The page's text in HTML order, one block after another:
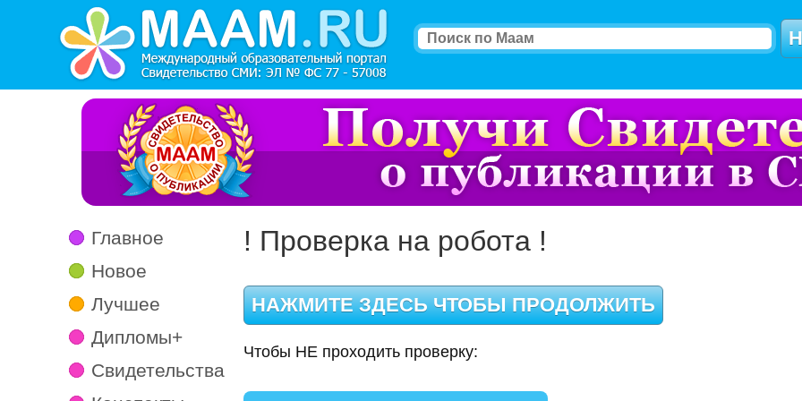
Главное
Новое
Лучшее
Дипломы+
Свидетельства
! Проверка на робота !
Чтобы НЕ проходить проверку: